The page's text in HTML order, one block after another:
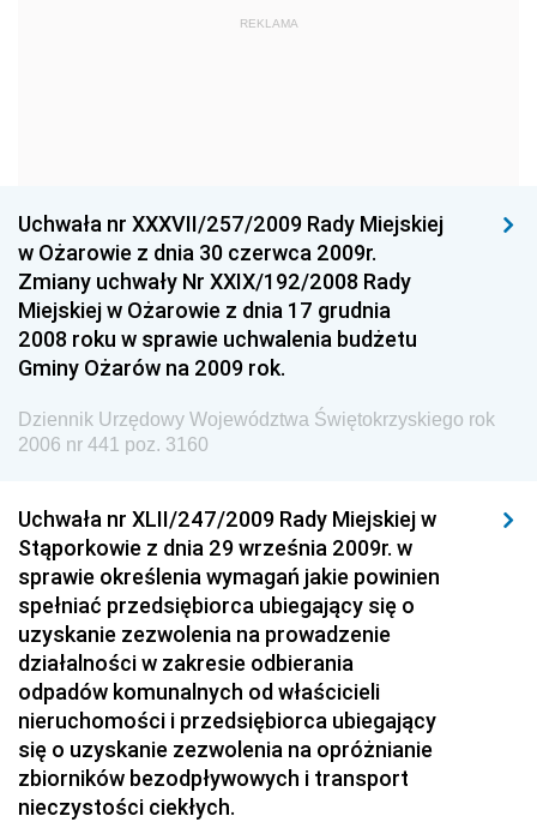
Dziennik Urzędowy Ministra Gospodarki
Dziennik Urzędowy Urzędu Ochrony Konkurencji i
Konsumentów
Dziennik Urzędowy Ministra Pracy i Polityki
Społecznej
Dziennik Urzędowy Urzędu Lotnictwa Cywilnego
Dziennik Urzędowy Ministerstwa Hutnictwa i
Przemysłu Maszynowego
Dziennik Urzędowy Ministerstwa Zdrowia i Opieki
Społecznej
Dziennik Urzędowy Ministerstwa Rolnictwa, Leśnictwa
i Gospodarki Żywnościowej
Dziennik Urzędowy Ministra Spraw Wewnętrznych
Dziennik Urzędowy Ministra Transportu, Budownictwa
i Gospodarki Morskiej
REKLAMA
Uchwała nr XXXVII/257/2009 Rady Miejskiej
w Ożarowie z dnia 30 czerwca 2009r.
Zmiany uchwały Nr XXIX/192/2008 Rady
Miejskiej w Ożarowie z dnia 17 grudnia
2008 roku w sprawie uchwalenia budżetu
Gminy Ożarów na 2009 rok.
Dziennik Urzędowy Województwa Świętokrzyskiego rok
2006 nr 441 poz. 3160
Uchwała nr XLII/247/2009 Rady Miejskiej w
Stąporkowie z dnia 29 września 2009r. w
sprawie określenia wymagań jakie powinien
spełniać przedsiębiorca ubiegający się o
uzyskanie zezwolenia na prowadzenie
działalności w zakresie odbierania
odpadów komunalnych od właścicieli
nieruchomości i przedsiębiorca ubiegający
się o uzyskanie zezwolenia na opróżnianie
zbiorników bezodpływowych i transport
nieczystości ciekłych.